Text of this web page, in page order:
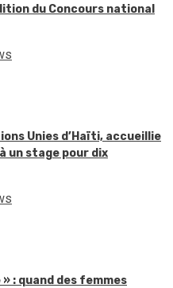
du Concours national
Unies d’Haïti, accueillie
un stage pour dix
: quand des femmes